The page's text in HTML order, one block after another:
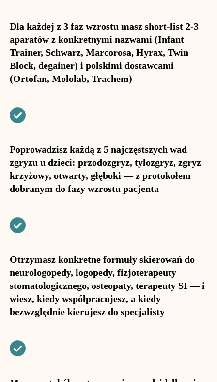
Dla każdej z 3 faz wzrostu masz short-list 2-3
aparatów z konkretnymi nazwami (Infant
Trainer, Schwarz, Marcorosa, Hyrax, Twin
Block, degainer) i polskimi dostawcami
(Ortofan, Mololab, Trachem)
Poprowadzisz każdą z 5 najczęstszych wad
zgryzu u dzieci: przodozgryz, tyłozgryz, zgryz
krzyżowy, otwarty, głęboki — z protokołem
dobranym do fazy wzrostu pacjenta
Otrzymasz konkretne formuły skierowań do
neurologopedy, logopedy, fizjoterapeuty
stomatologicznego, osteopaty, terapeuty SI — i
wiesz, kiedy współpracujesz, a kiedy
bezwzględnie kierujesz do specjalisty